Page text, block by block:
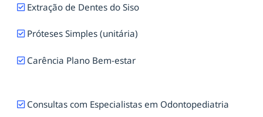
Extração de Dentes do Siso
Próteses Simples (unitária)
Carência Plano Bem-estar
Consultas com Especialistas em Odontopediatria